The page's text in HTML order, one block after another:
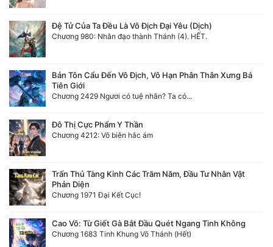
Đệ Tử Của Ta Đều Là Vô Địch Đại Yêu (Dịch)
Chương 980: Nhân đạo thành Thánh (4). HẾT.
Bản Tôn Cẩu Đến Vô Địch, Vô Hạn Phân Thân Xưng Bá
Tiên Giới
Chương 2429 Ngươi có tuệ nhãn? Ta có...
Đô Thị Cực Phẩm Y Thần
Chương 4212: Vô biên hắc ám
Trấn Thủ Tàng Kinh Các Trăm Năm, Đầu Tư Nhân Vật
Phản Diện
Chương 1971 Đại Kết Cục!
Cao Võ: Từ Giết Gà Bắt Đầu Quét Ngang Tinh Không
Chương 1683 Tinh Khung Võ Thánh (Hết)